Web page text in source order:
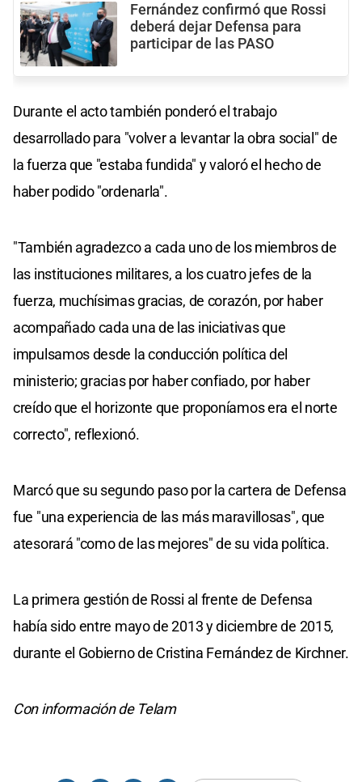
Fernández confirmó que Rossi
deberá dejar Defensa para
participar de las PASO
Durante el acto también ponderó el trabajo
desarrollado para "volver a levantar la obra social" de
la fuerza que "estaba fundida" y valoró el hecho de
haber podido "ordenarla".
"También agradezco a cada uno de los miembros de
las instituciones militares, a los cuatro jefes de la
fuerza, muchísimas gracias, de corazón, por haber
acompañado cada una de las iniciativas que
impulsamos desde la conducción política del
ministerio; gracias por haber confiado, por haber
creído que el horizonte que proponíamos era el norte
correcto", reflexionó.
Marcó que su segundo paso por la cartera de Defensa
fue "una experiencia de las más maravillosas", que
atesorará "como de las mejores" de su vida política.
La primera gestión de Rossi al frente de Defensa
había sido entre mayo de 2013 y diciembre de 2015,
durante el Gobierno de Cristina Fernández de Kirchner.
Con información de Telam